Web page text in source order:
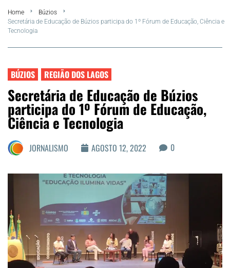
FLA Araru 2026
Araruama
Região dos Lagos
Agenda Cultural
Colunistas
Matérias Exclusivas
Home
Búzios
Secretária de Educação de Búzios participa do 1º Fórum de Educação, Ciência e
Tecnologia
BÚZIOS REGIÃO DOS LAGOS
Secretária de Educação de Búzios
participa do 1º Fórum de Educação,
Ciência e Tecnologia
JORNALISMO AGOSTO 12, 2022 0